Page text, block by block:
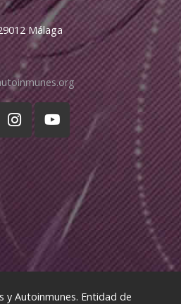
Málaga
y Autoinmunes. Entidad de